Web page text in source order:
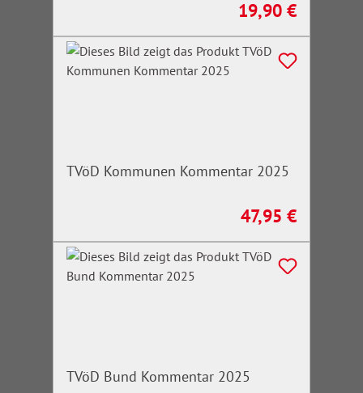
Regulärer Preis:
19,90 €
TVöD Kommunen Kommentar 2025
Regulärer Preis:
47,95 €
TVöD Bund Kommentar 2025